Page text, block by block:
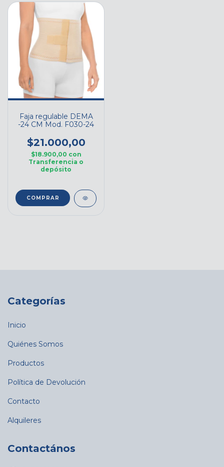
Faja regulable DEMA
-24 CM Mod. F030-24
$21.000,00
$18.900,00 con
Transferencia o
depósito
COMPRAR
Categorías
Inicio
Quiénes Somos
Productos
Política de Devolución
Contacto
Alquileres
Contactános